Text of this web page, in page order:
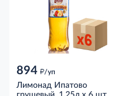
894 д/уп
Лимонад Ипатово